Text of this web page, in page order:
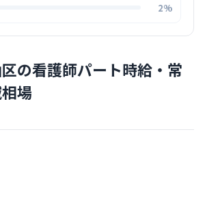
2%
の看護師パート時給・常
場